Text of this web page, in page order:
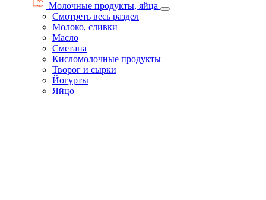
Молочные продукты, яйца
Смотреть весь раздел
Молоко, сливки
Масло
Сметана
Кисломолочные продукты
Творог и сырки
Йогурты
Яйцо